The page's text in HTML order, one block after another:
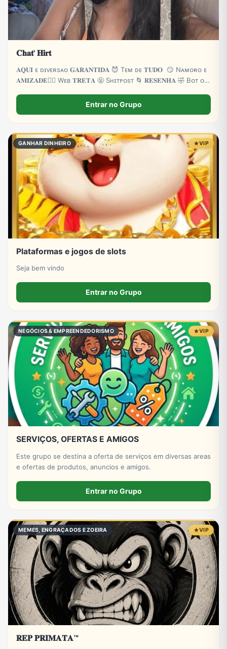
𝐂𝐡𝐚𝐭' 𝐇𝐢𝐫𝐭
𝐀𝐐𝐔𝐈 ᴇ‌ ᴅɪᴠᴇʀsᴀ‌ᴏ 𝐆𝐀𝐑𝐀𝐍𝐓𝐈𝐃𝐀 😈 Tᴇᴍ ᴅᴇ 𝐓𝐔𝐃𝐎 😏 Nᴀᴍᴏʀᴏ ᴇ
𝐀𝐌𝐈𝐙𝐀𝐃𝐄❤️‍🔥 Wᴇʙ 𝐓𝐑𝐄𝐓𝐀 🤬 Sʜɪᴛᴘᴏsᴛ 🌀 𝐑𝐄𝐒𝐄𝐍𝐇𝐀 🤣 Bᴏᴛ ᴏɴ
Entrar no Grupo
GANHAR DINHEIRO VIP
Plataformas e jogos de slots
Seja bem vindo
Entrar no Grupo
NEGÓCIOS & EMPREENDEDORISMO VIP
SERVIÇOS, OFERTAS E AMIGOS
Este grupo se destina a oferta de serviços em diversas areas
e ofertas de produtos, anuncios e amigos.
Entrar no Grupo
MEMES, ENGRAÇADOS E ZOEIRA VIP
𝐑𝐄𝐏 𝐏𝐑𝐈𝐌𝐀𝐓𝐀™